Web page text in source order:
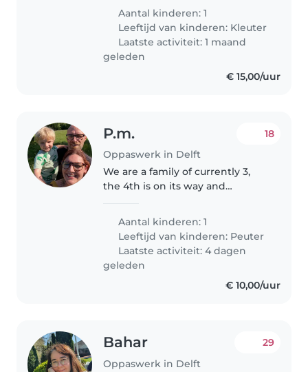
schat is vol energie en houdt van
spelen. Wij hopen iemand te
vinden..
Aantal kinderen: 1
Leeftijd van kinderen: Kleuter
Laatste activiteit: 1 maand
geleden
€ 15,00/uur
P.m.
Oppaswerk in Delft
18
We are a family of currently 3,
the 4th is on its way and
Patrick, Mika and thorsten, our
son is 3 years old and we have
two sweet dogs and a hamster...
Aantal kinderen: 1
Leeftijd van kinderen: Peuter
Laatste activiteit: 4 dagen
geleden
€ 10,00/uur
Bahar
Oppaswerk in Delft
29